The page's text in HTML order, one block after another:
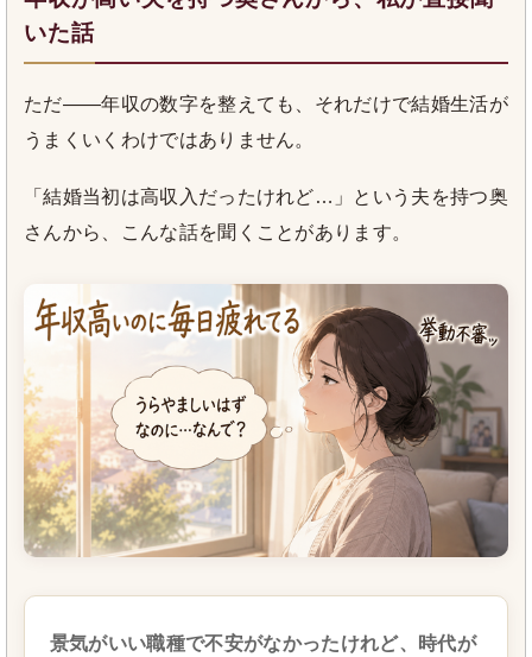
いた話
ただ――年収の数字を整えても、それだけで結婚生活が
うまくいくわけではありません。
「結婚当初は高収入だったけれど…」という夫を持つ奥
さんから、こんな話を聞くことがあります。
景気がいい職種で不安がなかったけれど、時代が